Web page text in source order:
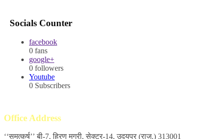
Socials Counter
facebook
0 fans
google+
0 followers
Youtube
0 Subscribers
Office Address
‘‘समुत्कर्ष’’ बी-7, हिरण मगरी, सेक्टर-14, उदयपुर (राज.) 313001